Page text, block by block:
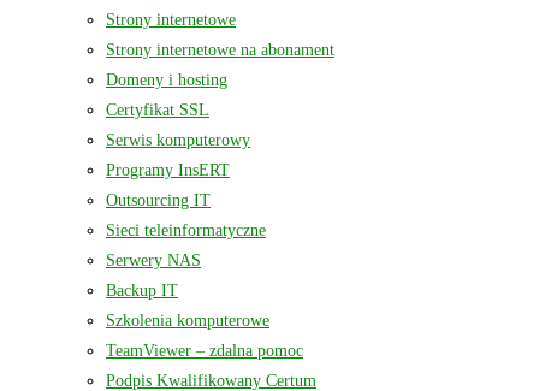
Strony internetowe
Strony internetowe na abonament
Domeny i hosting
Certyfikat SSL
Serwis komputerowy
Programy InsERT
Outsourcing IT
Sieci teleinformatyczne
Serwery NAS
Backup IT
Szkolenia komputerowe
TeamViewer – zdalna pomoc
Podpis Kwalifikowany Certum